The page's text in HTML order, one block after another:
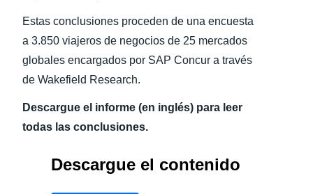
Estas conclusiones proceden de una encuesta
a 3.850 viajeros de negocios de 25 mercados
globales encargados por SAP Concur a través
de Wakefield Research.
Descargue el informe (en inglés) para leer
todas las conclusiones.
Descargue el contenido